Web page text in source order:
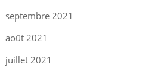
septembre 2021
août 2021
juillet 2021